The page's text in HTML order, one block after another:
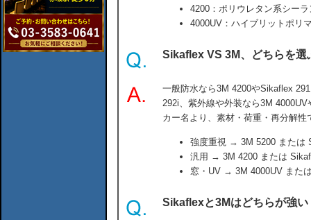
4200：ポリウレタン系シー
4000UV：ハイブリットポリ
Sikaflex VS 3M、どちらを選
一般防水なら3M 4200やSikaflex
292i、紫外線や外装なら3M
カー名より、素材・荷重・再分解性
強度重視 → 3M 5200 または
汎用 → 3M 4200 または
窓・UV → 3M 4000UV また
Sikaflexと3Mはどちらが強い